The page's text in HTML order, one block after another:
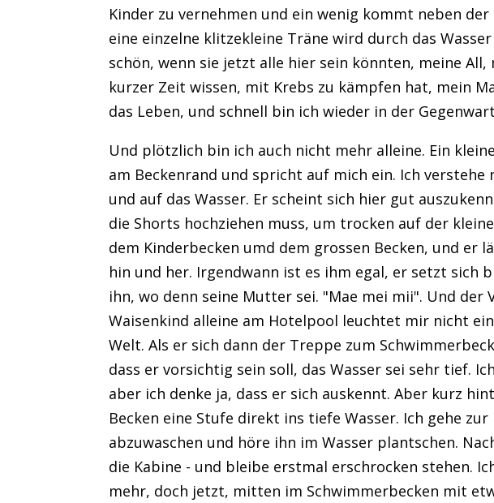
Kinder zu vernehmen und ein wenig kommt neben
eine einzelne klitzekleine Träne wird durch das
schön, wenn sie jetzt alle hier sein könnten, meine
kurzer Zeit wissen, mit Krebs zu kämpfen hat, mein
das Leben, und schnell bin ich wieder in der
Und plötzlich bin ich auch nicht mehr alleine. Ein
am Beckenrand und spricht auf mich ein. Ich verstehe
und auf das Wasser. Er scheint sich hier gut
die Shorts hochziehen muss, um trocken auf der
dem Kinderbecken umd dem grossen Becken, und er
hin und her. Irgendwann ist es ihm egal, er setzt sich
ihn, wo denn seine Mutter sei. "Mae mei mii". Und der
Waisenkind alleine am Hotelpool leuchtet mir nicht
Welt. Als er sich dann der Treppe zum
dass er vorsichtig sein soll, das Wasser sei sehr tief.
aber ich denke ja, dass er sich auskennt. Aber kurz
Becken eine Stufe direkt ins tiefe Wasser. Ich gehe
abzuwaschen und höre ihn im Wasser plantschen.
die Kabine - und bleibe erstmal erschrocken stehen.
mehr, doch jetzt, mitten im Schwimmerbecken mit